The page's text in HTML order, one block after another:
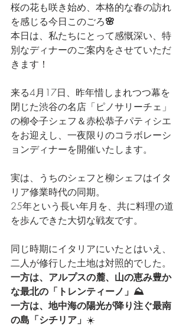
桜の花も咲き始め、本格的な春の訪れ
を感じる今日このごろ🌸
本日は、私たちにとって感慨深い、特
別なディナーのご案内をさせていただ
きます！
来る4月17日、昨年惜しまれつつ幕を
閉じた渋谷の名店「ピノサリーチェ」
の柳令子シェフ＆赤松恭子パティシエ
をお迎えし、一夜限りのコラボレーシ
ョンディナーを開催いたします。
実は、うちのシェフと柳シェフはイタ
リア修業時代の同期。
25年という長い年月を、共に料理の道
を歩んできた大切な戦友です。
同じ時期にイタリアにいたとはいえ、
二人が修行した土地は対照的でした。
一方は、アルプスの麓、山の恵み豊か
な最北の「トレンティーノ」⛰️
一方は、地中海の陽光が降り注ぐ最南
の島「シチリア」 ☀️